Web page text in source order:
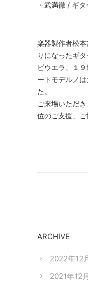
・武満徹 / ギ
楽器製作者松
りになったギタ
ビウエラ、１
ートモデルノ
た。
ご来場いただ
位のご支援、ご
ARCHIVE
2022年12
2021年12月